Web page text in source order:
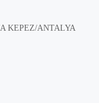
A KEPEZ/ANTALYA